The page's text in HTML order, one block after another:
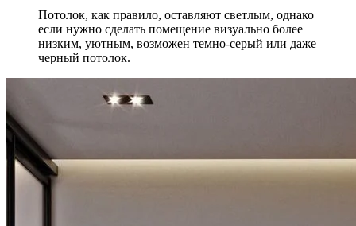
Потолок, как правило, оставляют светлым, однако
если нужно сделать помещение визуально более
низким, уютным, возможен темно-серый или даже
черный потолок.